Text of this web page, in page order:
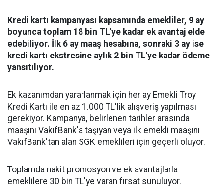
Kredi kartı kampanyası kapsamında emekliler, 9 ay
boyunca toplam 18 bin TL'ye kadar ek avantaj elde
edebiliyor. İlk 6 ay maaş hesabına, sonraki 3 ay ise
kredi kartı ekstresine aylık 2 bin TL'ye kadar ödeme
yansıtılıyor.
Ek kazanımdan yararlanmak için her ay Emekli Troy
Kredi Kartı ile en az 1.000 TL'lik alışveriş yapılması
gerekiyor. Kampanya, belirlenen tarihler arasında
maaşını VakıfBank'a taşıyan veya ilk emekli maaşını
VakıfBank'tan alan SGK emeklileri için geçerli oluyor.
Toplamda nakit promosyon ve ek avantajlarla
emeklilere 30 bin TL'ye varan fırsat sunuluyor.